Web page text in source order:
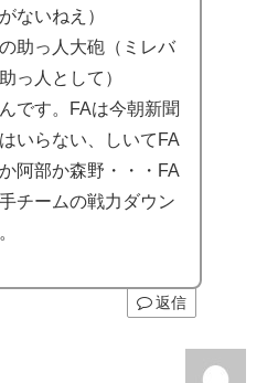
ないねえ）
助っ人大砲（ミレバ
っ人として）
です。FAは今朝新聞
いらない、しいてFA
阿部か森野・・・FA
チームの戦力ダウン
返信